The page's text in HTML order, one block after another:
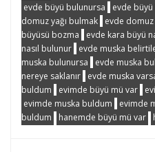
evde büyü bulunursa
evde
domuz yağı bulmak
evde domuz
büyüsü bozma
evde kara büyü
nasıl bulunur
evde muska
muska bulunursa
evde muska
nereye saklanır
evde muska
buldum
evimde büyü mü var
evimde muska buldum
evimde
buldum
hanemde büyü mü var